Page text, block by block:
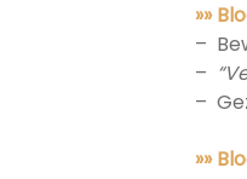
»»
–
–
–
»»